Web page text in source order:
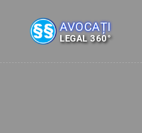
AVOCAȚI
LEGAL 360°